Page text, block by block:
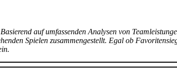
auf umfassenden Analysen von
Spielen zusammengestellt. Egal ob